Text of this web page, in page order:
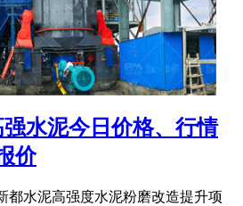
水泥今日价格、行情
价
都水泥高强度水泥粉磨改造提升项